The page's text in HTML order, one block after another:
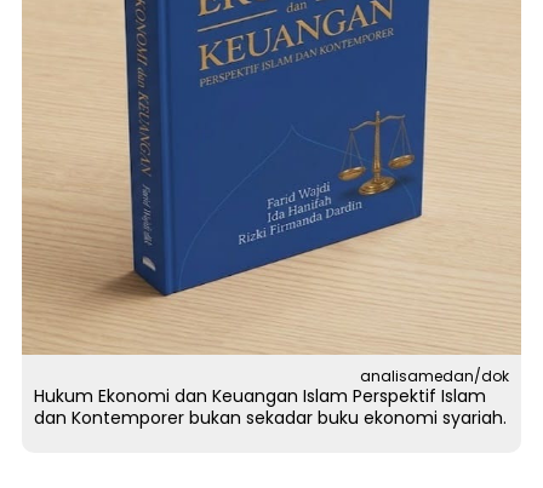
analisamedan/dok
Hukum Ekonomi dan Keuangan Islam Perspektif Islam
dan Kontemporer bukan sekadar buku ekonomi syariah.